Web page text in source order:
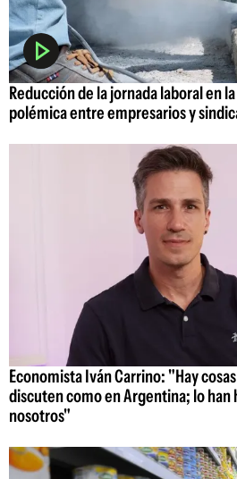
Reducción de la jornada laboral en
polémica entre empresarios y
Economista Iván Carrino: "Hay
discuten como en Argentina; lo
nosotros"